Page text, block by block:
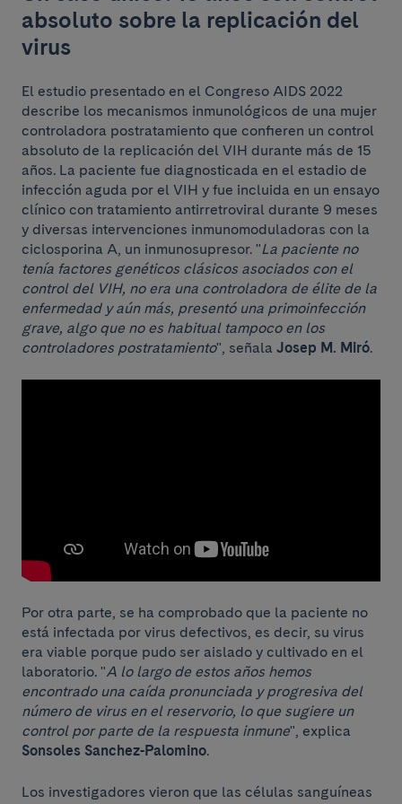
absoluto sobre la replicación del
virus
El estudio presentado en el Congreso AIDS 2022
describe los mecanismos inmunológicos de una mujer
controladora postratamiento que confieren un control
absoluto de la replicación del VIH durante más de 15
años. La paciente fue diagnosticada en el estadio de
infección aguda por el VIH y fue incluida en un ensayo
clínico con tratamiento antirretroviral durante 9 meses
y diversas intervenciones inmunomoduladoras con la
ciclosporina A, un inmunosupresor. "La paciente no
tenía factores genéticos clásicos asociados con el
control del VIH, no era una controladora de élite de la
enfermedad y aún más, presentó una primoinfección
grave, algo que no es habitual tampoco en los
controladores postratamiento", señala Josep M. Miró.
Por otra parte, se ha comprobado que la paciente no
está infectada por virus defectivos, es decir, su virus
era viable porque pudo ser aislado y cultivado en el
laboratorio. "A lo largo de estos años hemos
encontrado una caída pronunciada y progresiva del
número de virus en el reservorio, lo que sugiere un
control por parte de la respuesta inmune", explica
Sonsoles Sanchez-Palomino.
Los investigadores vieron que las células sanguíneas